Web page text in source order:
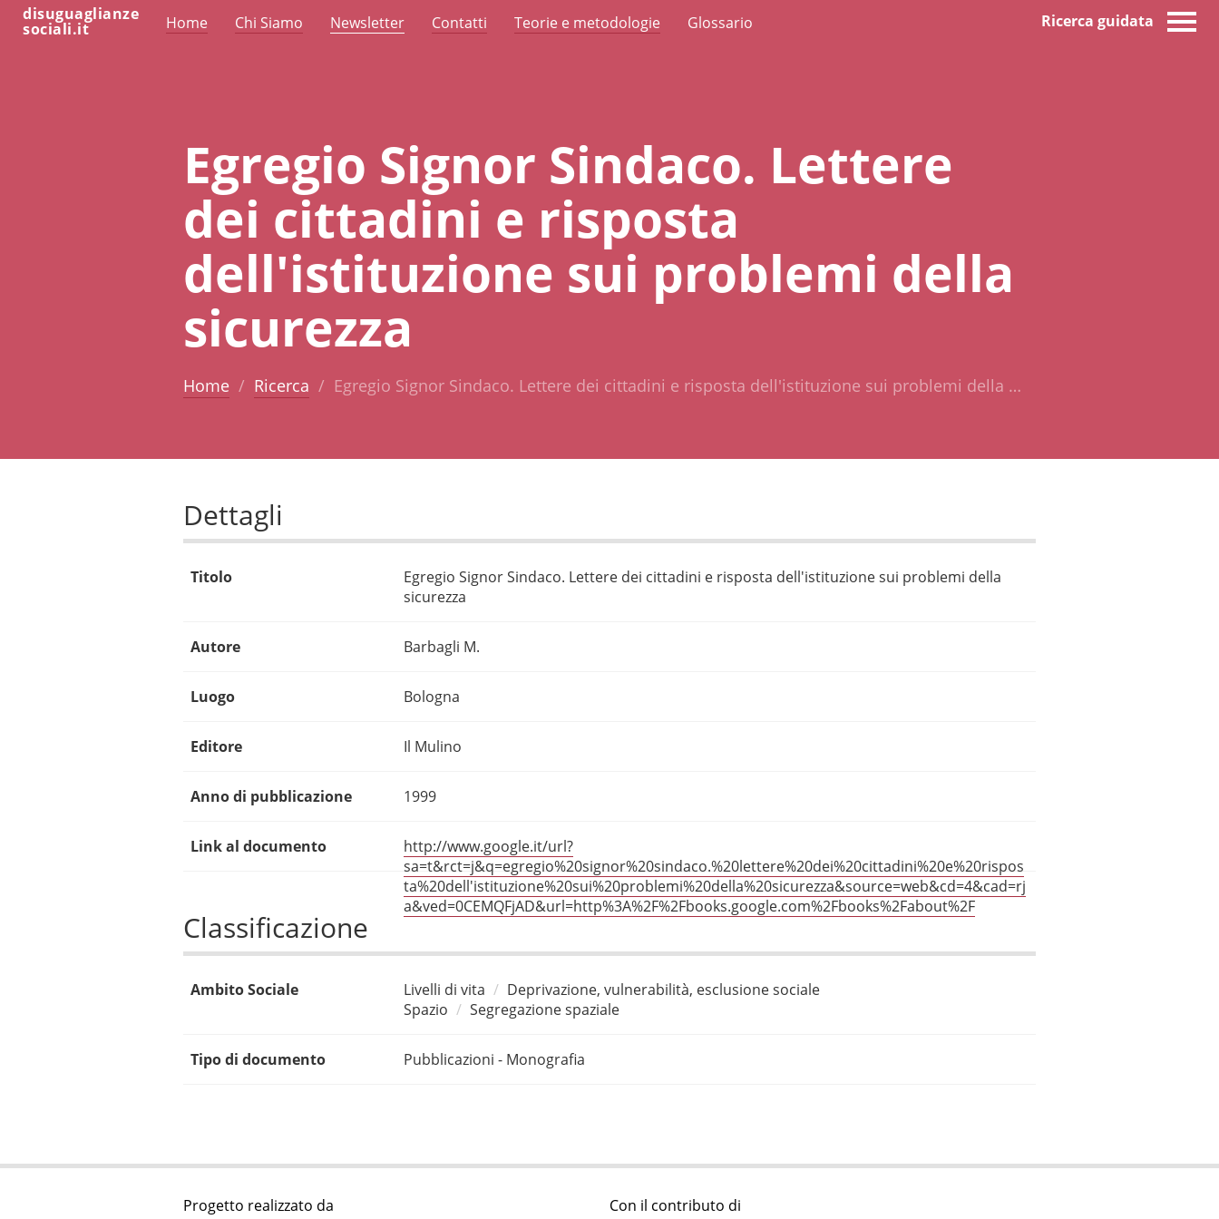
disuguaglianze
sociali.it Home Chi Siamo Newsletter Contatti Teorie e metodologie Glossario Ricerca guidata
Egregio Signor Sindaco. Lettere
dei cittadini e risposta
dell'istituzione sui problemi della
sicurezza
Home Ricerca Egregio Signor Sindaco. Lettere dei cittadini e risposta dell'istituzione sui problemi della …
Dettagli
Titolo
Egregio Signor Sindaco. Lettere dei cittadini e risposta dell'istituzione sui problemi della
sicurezza
Autore Barbagli M.
Luogo Bologna
Editore Il Mulino
Anno di pubblicazione 1999
Link al documento
http://www.google.it/url?
sa=t&rct=j&q=egregio%20signor%20sindaco.%20lettere%20dei%20cittadini%20e%20rispos
ta%20dell'istituzione%20sui%20problemi%20della%20sicurezza&source=web&cd=4&cad=rj
a&ved=0CEMQFjAD&url=http%3A%2F%2Fbooks.google.com%2Fbooks%2Fabout%2F
Classificazione
Ambito Sociale Livelli di vita
Deprivazione, vulnerabilità, esclusione sociale
Spazio
Segregazione spaziale
Tipo di documento Pubblicazioni - Monografia
Progetto realizzato da Con il contributo di